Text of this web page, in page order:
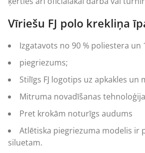
Vīriešu FJ polo krekliņa
Izgatavots no 90 % poliestera un
piegriezums;
Stilīgs FJ logotips uz apkakles un
Mitruma novadīšanas
Pret krokām noturīgs audums
Atlētiska piegriezuma modelis ir
siluetam.